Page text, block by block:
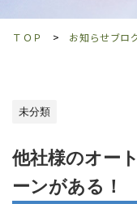
ＴＯＰ お知らせブロ
未分類
他社様のオー
ーンがある！